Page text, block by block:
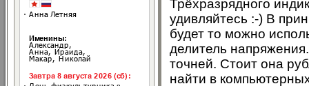
Трёхразрядного
удивляйтесь :-) В
будет то можно
делитель
точней. Стоит она
найти в